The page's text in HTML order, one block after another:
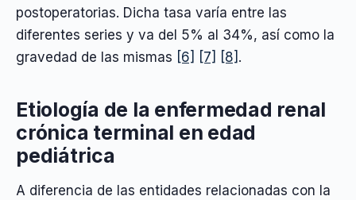
postoperatorias. Dicha tasa varía entre las
diferentes series y va del 5% al 34%, así como la
gravedad de las mismas [6] [7] [8] .
Etiología de la enfermedad renal
crónica terminal en edad
pediátrica
A diferencia de las entidades relacionadas con la